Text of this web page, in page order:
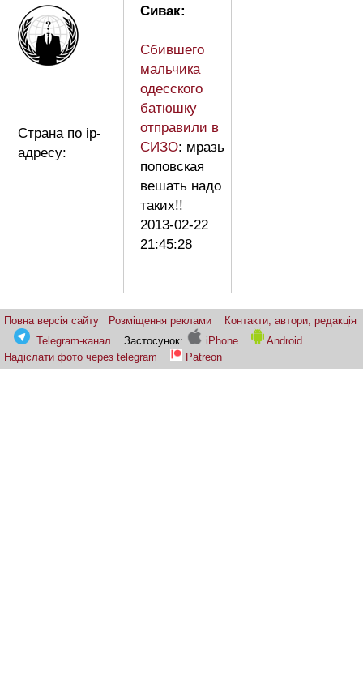
Страна по ip-
адресу:
Сивак:
Сбившего
мальчика
одесского
батюшку
отправили в
СИЗО: мразь
поповская
вешать надо
таких!!
2013-02-22
21:45:28
Повна версія сайту Розміщення реклами
Контакти, автори, редакція
Telegram-канал
Застосунок: iPhone
Android
Надіслати фото через telegram
Patreon